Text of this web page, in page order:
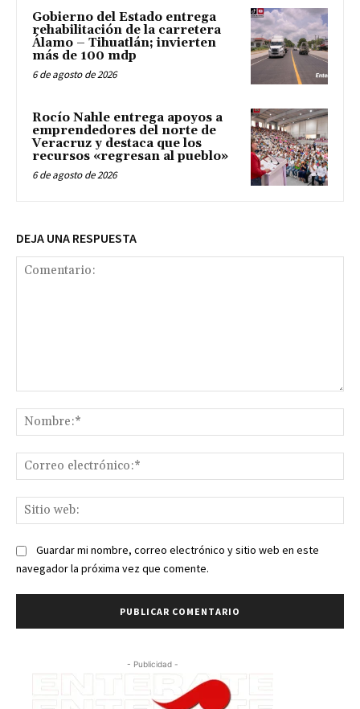
Gobierno del Estado entrega
rehabilitación de la carretera
Álamo – Tihuatlán; invierten
más de 100 mdp
6 de agosto de 2026
Rocío Nahle entrega apoyos a
emprendedores del norte de
Veracruz y destaca que los
recursos «regresan al pueblo»
6 de agosto de 2026
DEJA UNA RESPUESTA
Guardar mi nombre, correo electrónico y sitio web en este
navegador la próxima vez que comente.
- Publicidad -